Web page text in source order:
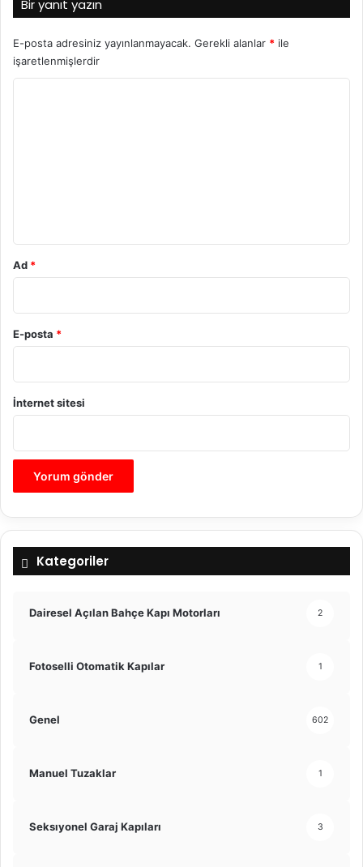
Bir yanıt yazın
E-posta adresiniz yayınlanmayacak. Gerekli alanlar * ile
işaretlenmişlerdir
Ad *
E-posta *
İnternet sitesi
Kategoriler
Dairesel Açılan Bahçe Kapı Motorları 2
Fotoselli Otomatik Kapılar 1
Genel 602
Manuel Tuzaklar 1
Seksıyonel Garaj Kapıları 3